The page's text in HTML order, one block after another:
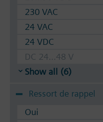
Siemens SSA../STA../
230 VAC
24 VAC
24 VDC
DC 24...48 V
Show all (6)
Ressort de rappel
Oui